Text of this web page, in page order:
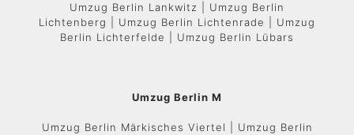
Umzug Berlin Lankwitz | Umzug Berlin
Lichtenberg | Umzug Berlin Lichtenrade | Umzug
Berlin Lichterfelde | Umzug Berlin Lübars
Umzug Berlin M
Umzug Berlin Märkisches Viertel | Umzug Berlin